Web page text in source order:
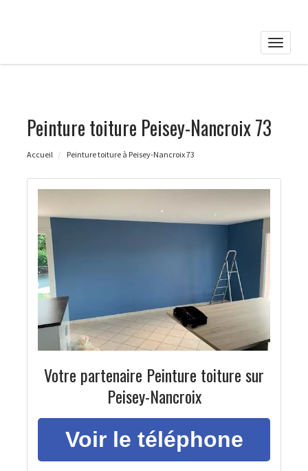
Toggle
Peinture toiture Peisey-Nancroix 73
Accueil Peinture toiture à Peisey-Nancroix 73
Votre partenaire Peinture toiture sur
Peisey-Nancroix